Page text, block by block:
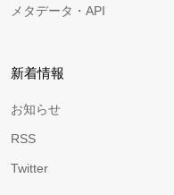
メタデータ・API
新着情報
お知らせ
RSS
Twitter